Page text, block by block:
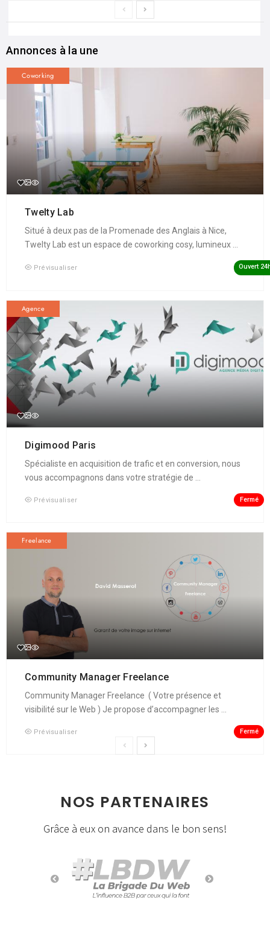
Annonces à la une
Coworking
Twelty Lab
Situé à deux pas de la Promenade des Anglais à Nice,
Twelty Lab est un espace de coworking cosy, lumineux ...
Prévisualiser Ouvert
Agence
Digimood Paris
Spécialiste en acquisition de trafic et en conversion, nous
vous accompagnons dans votre stratégie de ...
Prévisualiser Fermé
Freelance
Community Manager Freelance
Community Manager Freelance ( Votre présence et
visibilité sur le Web ) Je propose d’accompagner les ...
Prévisualiser Fermé
NOS PARTENAIRES
Grâce à eux on avance dans le bon sens!